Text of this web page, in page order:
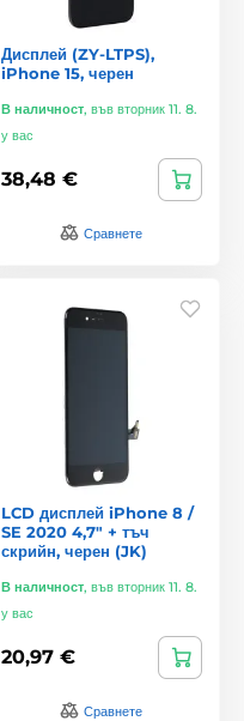
Дисплей (ZY-LTPS),
iPhone 15, черен
В наличност, във вторник 11. 8.
у вас
38,48 €
Сравнете
LCD дисплей iPhone 8 /
SE 2020 4,7" + тъч
скрийн, черен (JK)
В наличност, във вторник 11. 8.
у вас
20,97 €
Сравнете